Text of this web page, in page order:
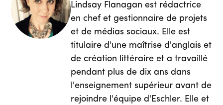
Lindsay Flanagan est rédactrice
en chef et gestionnaire de projets
et de médias sociaux. Elle est
titulaire d'une maîtrise d'anglais et
de création littéraire et a travaillé
pendant plus de dix ans dans
l'enseignement supérieur avant de
rejoindre l'équipe d'Eschler. Elle et